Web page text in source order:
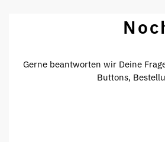
Gerne beantworten wir Deine
Buttons,